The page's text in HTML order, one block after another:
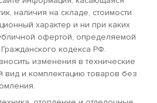
наличия на складе, стоимости
характер и ни при каких
офертой, определяемой
кодекса РФ.
изменения в технические
вид и комплектацию товаров без